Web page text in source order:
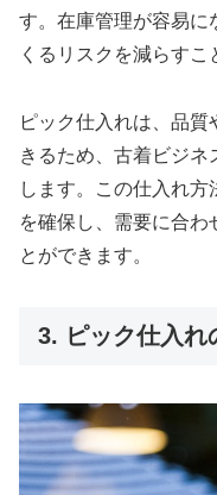
す。在庫管理が容易に
くるリスクを減らすこ
ピック仕入れは、品
きるため、古着ビジネ
します。この仕入れ
を確保し、需要に合わ
とができます。
3. ピック仕入れ